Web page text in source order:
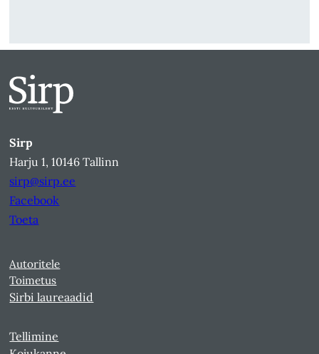
Sirp
Harju 1, 10146 Tallinn
sirp@sirp.ee
Facebook
Toeta
Autoritele
Toimetus
Sirbi laureaadid
Tellimine